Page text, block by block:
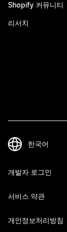
Shopify 커뮤니티
리서치
개발자 로그인
서비스 약관
개인정보처리방침